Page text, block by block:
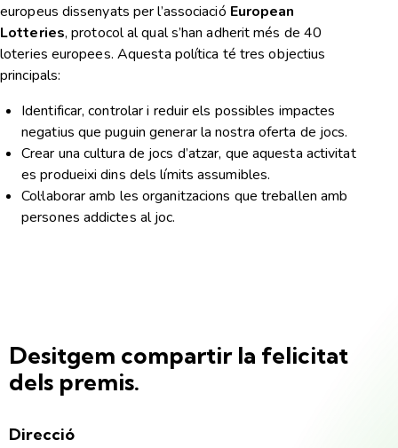
europeus dissenyats per l’associació European
Lotteries, protocol al qual s’han adherit més de 40
loteries europees. Aquesta política té tres objectius
principals:
Identificar, controlar i reduir els possibles impactes
negatius que puguin generar la nostra oferta de jocs.
Crear una cultura de jocs d’atzar, que aquesta activitat
es produeixi dins dels límits assumibles.
Col·laborar amb les organitzacions que treballen amb
persones addictes al joc.
Desitgem compartir la felicitat
dels premis.
Direcció